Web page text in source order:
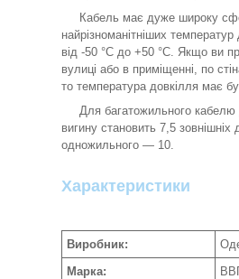
Кабель має дуже широку
найрізноманітніших
від -50 °C до +50 °C. Якщо ви
вулиці або в приміщенні, по
то температура довкілля має
Для багатожильного кабелю
вигину становить 7,5 зовнішніх
одножильного — 10.
Характеристики
Виробник:
Марка: